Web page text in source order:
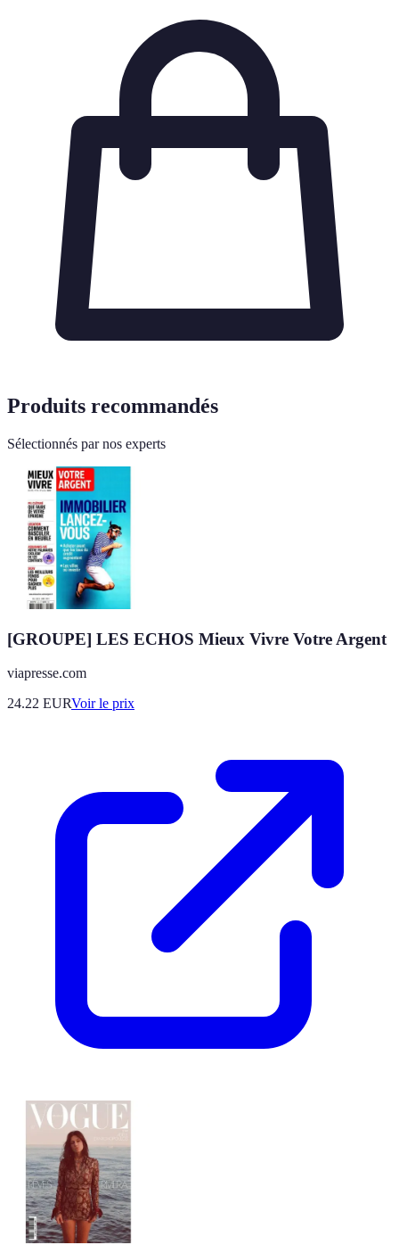
Produits recommandés
Sélectionnés par nos experts
[GROUPE] LES ECHOS Mieux Vivre Votre Argent
viapresse.com
24.22 EURVoir le prix